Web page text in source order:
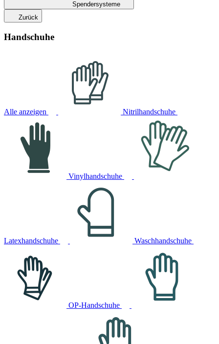
Spendersysteme
Zurück
Handschuhe
Alle anzeigen Nitrilhandschuhe
Vinylhandschuhe
Latexhandschuhe Waschhandschuhe
OP-Handschuhe